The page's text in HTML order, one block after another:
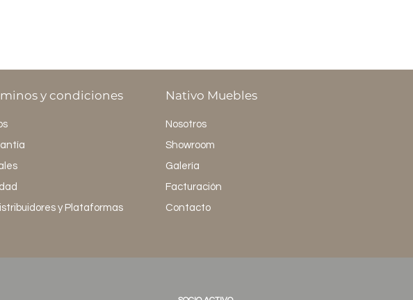
y condiciones Nativo Muebles
Nosotros
Showroom
Galería
Facturación
Contacto
y Plataformas